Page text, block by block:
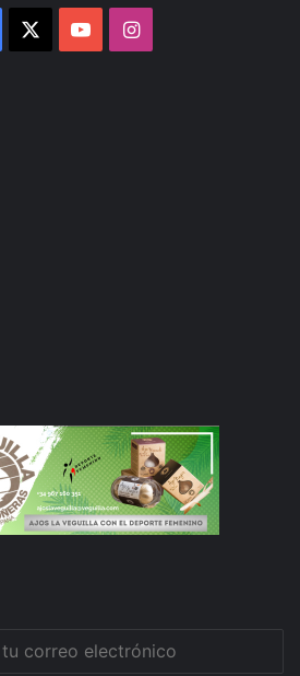
Facebook YouTubeInstagram